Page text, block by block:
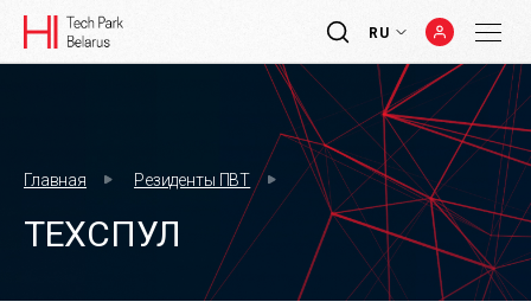
RU
Главная Резиденты ПВТ
ТЕХСПУЛ